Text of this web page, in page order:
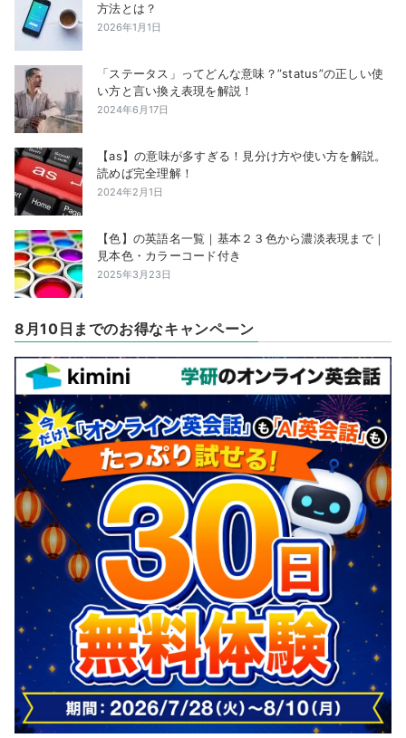
方法とは？
2026年1月1日
「ステータス」ってどんな意味？”status”の正しい使
い方と言い換え表現を解説！
2024年6月17日
【as】の意味が多すぎる！見分け方や使い方を解説。
読めば完全理解！
2024年2月1日
【色】の英語名一覧｜基本２３色から濃淡表現まで｜
見本色・カラーコード付き
2025年3月23日
8月10日までのお得なキャンペーン